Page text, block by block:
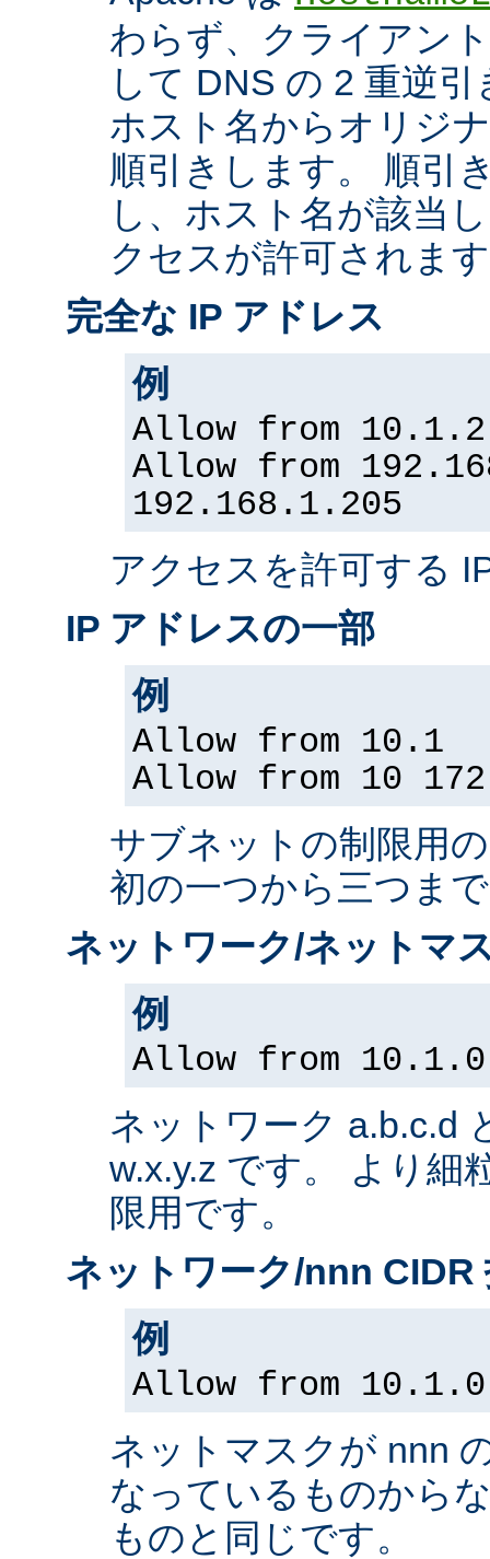
わらず、クライアン
して DNS の 2 重逆
ホスト名からオリジ
順引きします。 順引
し、ホスト名が該当
クセスが許可されま
完全な IP アドレス
例
Allow from
Allow from
192.168.1.205
アクセスを許可する
IP アドレスの一部
例
Allow from 10.1
Allow from 10
サブネットの制限用
初の一つから三つま
ネットワーク/ネットマ
例
Allow from
ネットワーク a.b.c.d
w.x.y.z です。 より細
限用です。
ネットワーク/nnn CIDR
例
Allow from
ネットマスクが nnn
なっているものから
ものと同じです。